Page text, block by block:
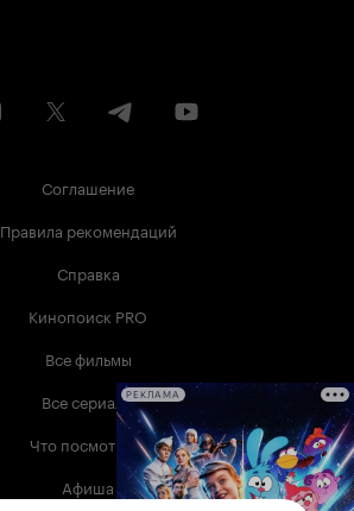
Соглашение
Правила рекомендаций
Справка
Кинопоиск PRO
Все фильмы
Все сериалы
Что посмотреть
Афиша
РЕКЛАМА